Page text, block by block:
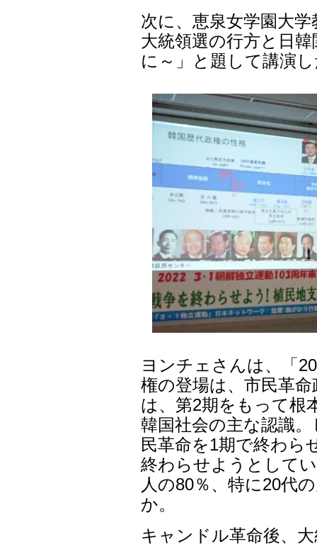
次に、恵泉女学園大
大統領選の行方と日
に～」と題して講演
ヨンチェさんは、「
権の登場は、市民革
は、第2期をもって根
韓国社会の主な認識
民革命を1期で終わら
終わらせようとして
人の80％、特に20代
か。
キャンドル革命後、